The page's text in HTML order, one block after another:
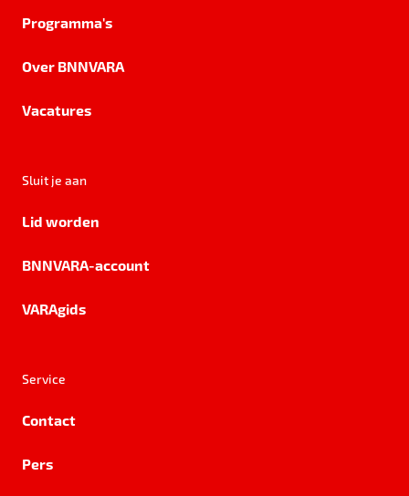
Programma's
Over BNNVARA
Vacatures
Sluit je aan
Lid worden
BNNVARA-account
VARAgids
Service
Contact
Pers